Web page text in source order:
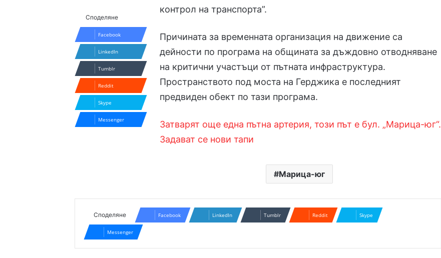
контрол на транспорта”.
Причината за временната организация на движение са
дейности по програма на общината за дъждовно отводняване
на критични участъци от пътната инфраструктура.
Пространството под моста на Герджика е последният
предвиден обект по тази програма.
Затварят още една пътна артерия, този път е бул. „Марица-юг“.
Задават се нови тапи
Марица-юг
Споделяне
Facebook
LinkedIn
Tumblr
Reddit
Skype
Messenger
Споделяне Facebook LinkedIn Tumblr Reddit Skype
Messenger